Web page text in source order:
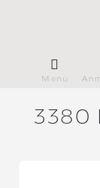
Menü
3380